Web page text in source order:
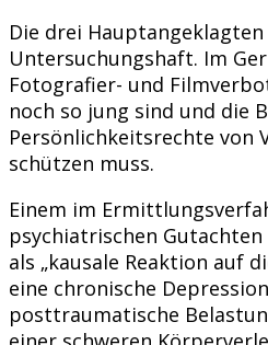
Die drei
Untersuchungshaft. Im
Fotografier- und
noch so jung sind und die
Persönlichkeitsrechte von
schützen muss.
Einem im
psychiatrischen
als „kausale Reaktion auf
eine chronische
posttraumatische